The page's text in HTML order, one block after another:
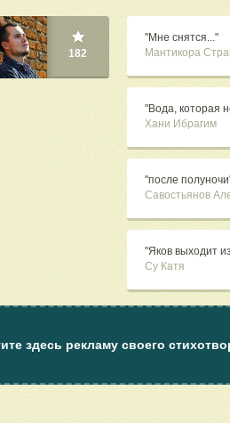
182
"Мне снятся..."
Мантикора
"Вода, которая
Хани Ибрагим
"после
Савостьянов
"Яков выходит
Су Катя
здесь рекламу своего